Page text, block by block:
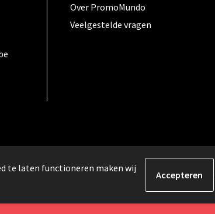
Over PromoMundo
Veelgestelde vragen
alle rechten voorbehouden
te laten functioneren maken wij